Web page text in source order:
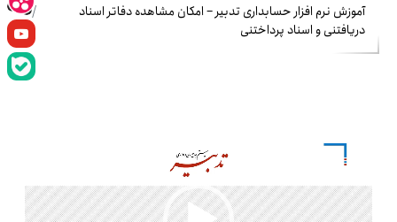
آموزش نرم افزار حسابداری تدبیر – امکان مشاهده دفاتر اسناد
دریافتنی و اسناد پرداختنی
ویدیو